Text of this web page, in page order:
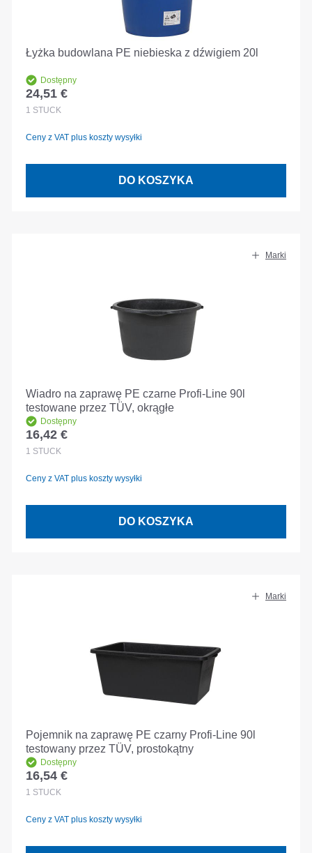
Łyżka budowlana PE niebieska z dźwigiem 20l
Dostępny
Cena regularna:
24,51 €
1 STÜCK
Ceny z VAT plus koszty wysyłki
DO KOSZYKA
Marki
Wiadro na zaprawę PE czarne Profi-Line 90l
testowane przez TÜV, okrągłe
Dostępny
Cena regularna:
16,42 €
1 STÜCK
Ceny z VAT plus koszty wysyłki
DO KOSZYKA
Marki
Pojemnik na zaprawę PE czarny Profi-Line 90l
testowany przez TÜV, prostokątny
Dostępny
Cena regularna:
16,54 €
1 STÜCK
Ceny z VAT plus koszty wysyłki